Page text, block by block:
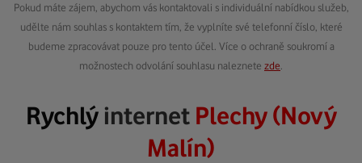
Pokud máte zájem, abychom vás kontaktovali s individuální nabídkou služeb,
udělte nám souhlas s kontaktem tím, že vyplníte své telefonní číslo, které
budeme zpracovávat pouze pro tento účel. Více o ochraně soukromí a
možnostech odvolání souhlasu naleznete zde
Rychlýinternet Plechy (Nový
Malín)